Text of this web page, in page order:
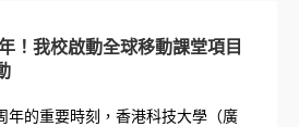
！我校啟動全球移動課堂項目
年的重要時刻，香港科技大學（廣